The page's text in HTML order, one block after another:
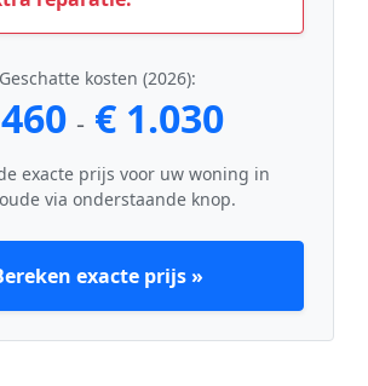
Geschatte kosten (2026):
- € 1.030
exacte prijs voor uw woning in
via onderstaande knop.
exacte prijs »